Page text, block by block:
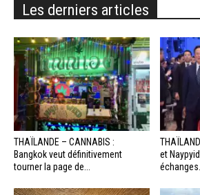
Les derniers articles
THAÏLANDE – CANNABIS :
Bangkok veut définitivement
tourner la page de...
et
échanges...